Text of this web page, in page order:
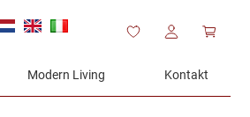
Modern Living Kontakt